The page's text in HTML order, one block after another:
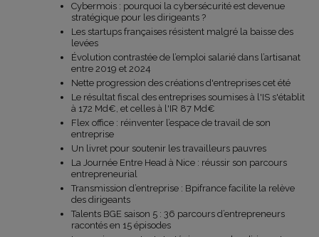
Cybermois : pourquoi la cybersécurité est devenue
stratégique pour les dirigeants ?
Les startups françaises résistent malgré la baisse des
levées
Évolution contrastée de l’emploi salarié dans l’artisanat
entre 2019 et 2024
Nette progression des créations d'entreprises cet été
Le résultat fiscal des entreprises soumises à l'IS s'établit
à 172 Md€, et celles à l'IR 87 Md€
Flex office : réinventer l’espace de travail de son
entreprise
Un livret pour soutenir les travailleurs pauvres
La Journée Entre Head à Nice : réussir son parcours
entrepreneurial
Transmission d’entreprise : Bpifrance facilite la relève
des dirigeants
Talents BGE saison 5 : 36 parcours d’entrepreneurs
racontés en 15 épisodes